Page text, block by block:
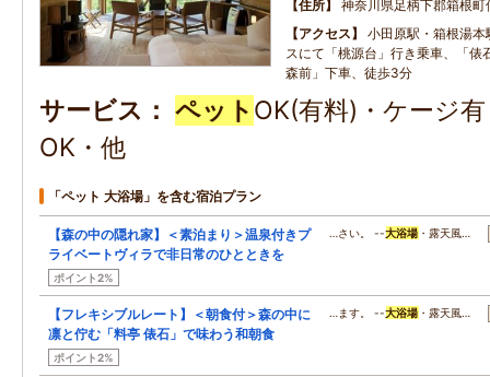
住所
神奈川県足柄下郡箱根町
アクセス
小田原駅・箱根湯
スにて「桃源台」行き乗車、「俵
森前」下車、徒歩3分
サービス ペット OK(有料)・ケージ
OK・他
「ペット 大浴場」を含む宿泊プラン
【森の中の隠れ家】＜素泊まり＞温泉付きプ
ライベートヴィラで非日常のひとときを
ポイント2%
…さい。 --大浴場 ・露天風…
【フレキシブルレート】＜朝食付＞森の中に
凛と佇む「料亭 俵石」で味わう和朝食
ポイント2%
…ます。 --大浴場 ・露天風…